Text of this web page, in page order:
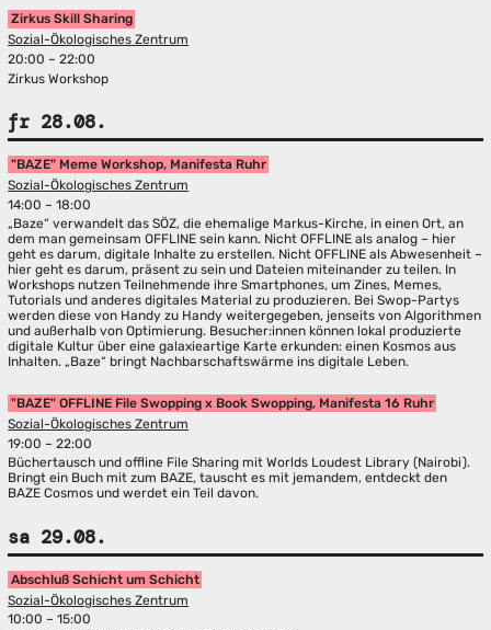
Zirkus Skill Sharing
Sozial-Ökologisches Zentrum
20:00 – 22:00
Zirkus Workshop
fr 28.08.
"BAZE" Meme Workshop, Manifesta Ruhr
Sozial-Ökologisches Zentrum
14:00 – 18:00
„Baze“ verwandelt das SÖZ, die ehemalige Markus-Kirche, in einen Ort, an
dem man gemeinsam OFFLINE sein kann. Nicht OFFLINE als analog – hier
geht es darum, digitale Inhalte zu erstellen. Nicht OFFLINE als Abwesenheit –
hier geht es darum, präsent zu sein und Dateien miteinander zu teilen. In
Workshops nutzen Teilnehmende ihre Smartphones, um Zines, Memes,
Tutorials und anderes digitales Material zu produzieren. Bei Swop-Partys
werden diese von Handy zu Handy weitergegeben, jenseits von Algorithmen
und außerhalb von Optimierung. Besucher:innen können lokal produzierte
digitale Kultur über eine galaxieartige Karte erkunden: einen Kosmos aus
Inhalten. „Baze“ bringt Nachbarschaftswärme ins digitale Leben.
"BAZE" OFFLINE File Swopping x Book Swopping, Manifesta 16 Ruhr
Sozial-Ökologisches Zentrum
19:00 – 22:00
Büchertausch und offline File Sharing mit Worlds Loudest Library (Nairobi).
Bringt ein Buch mit zum BAZE, tauscht es mit jemandem, entdeckt den
BAZE Cosmos und werdet ein Teil davon.
sa 29.08.
Abschluß Schicht um Schicht
Sozial-Ökologisches Zentrum
10:00 – 15:00